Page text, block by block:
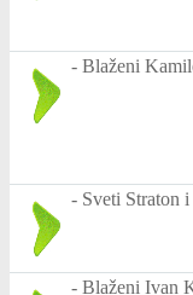
- Blaženi
- Sveti Straton
- Blaženi Ivan